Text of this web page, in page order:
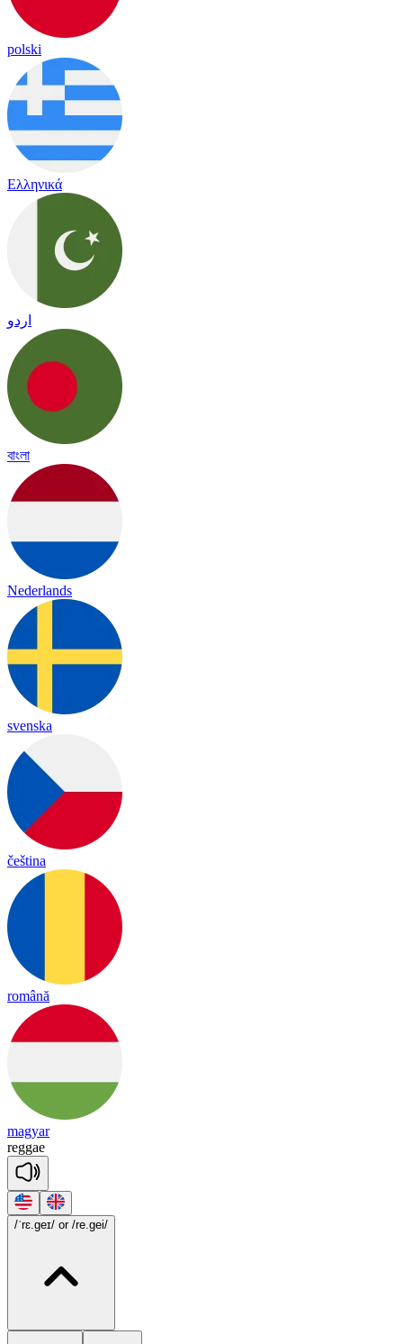
polski
Ελληνικά
اردو
বাংলা
Nederlands
svenska
čeština
română
magyar
reggae
/ˈrɛ.geɪ/ or /re.gei/